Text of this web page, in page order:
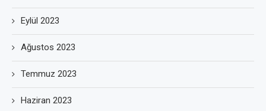
Eylül 2023
Ağustos 2023
Temmuz 2023
Haziran 2023